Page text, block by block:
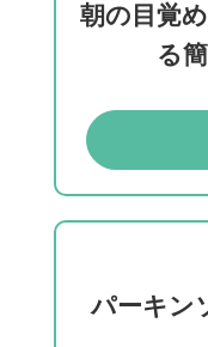
朝の目覚
る
パーキン